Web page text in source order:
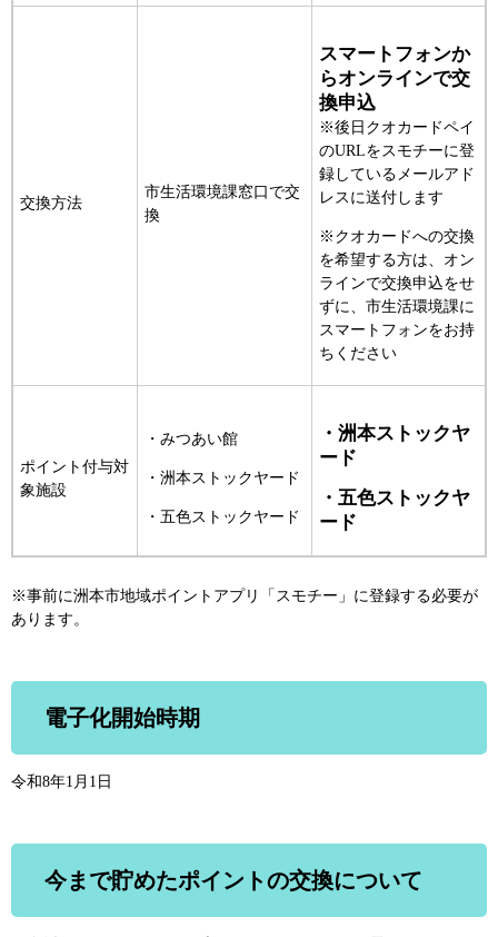
交換方法
市生活環境課窓口で交
換
スマートフォンか
らオンラインで交
換申込
※後日クオカードペイ
のURLをスモチーに登
録しているメールアド
レスに送付します
※クオカードへの交換
を希望する方は、オン
ラインで交換申込をせ
ずに、市生活環境課に
スマートフォンをお持
ちください
ポイント付与対
象施設
・みつあい館
・洲本ストックヤード
・五色ストックヤード
・洲本ストックヤ
ード
・五色ストックヤ
ード
※事前に洲本市地域ポイントアプリ「スモチー」に登録する必要が
あります。
電子化開始時期
令和8年1月1日
今まで貯めたポイントの交換について